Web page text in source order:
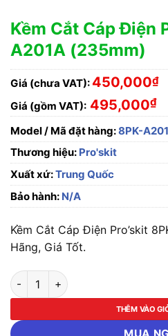
Kềm Cắt Cáp Điện
A201A (235mm)
Giá (chưa VAT): 450,000₫
Giá (gồm VAT): 495,000₫
Model / Mã đặt hàng:8PK-
Thương hiệu: Pro'skit
Xuất xứ:Trung Quốc
Bảo hành: N/A
Kềm Cắt Cáp Điện Pro’skit
Hãng, Giá Tốt.
Kềm Cắt Cáp Điện Pro'skit 8PK-
THÊM VÀO